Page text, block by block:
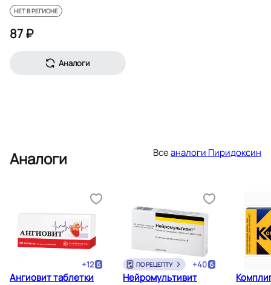
мл 10 шт
НЕТ В РЕГИОНЕ
87 ₽
Аналоги
Аналоги Всеаналоги Пиридоксин
+12
Ангиовит таблетки
ПО РЕЦЕПТУ +40
Нейромультивит